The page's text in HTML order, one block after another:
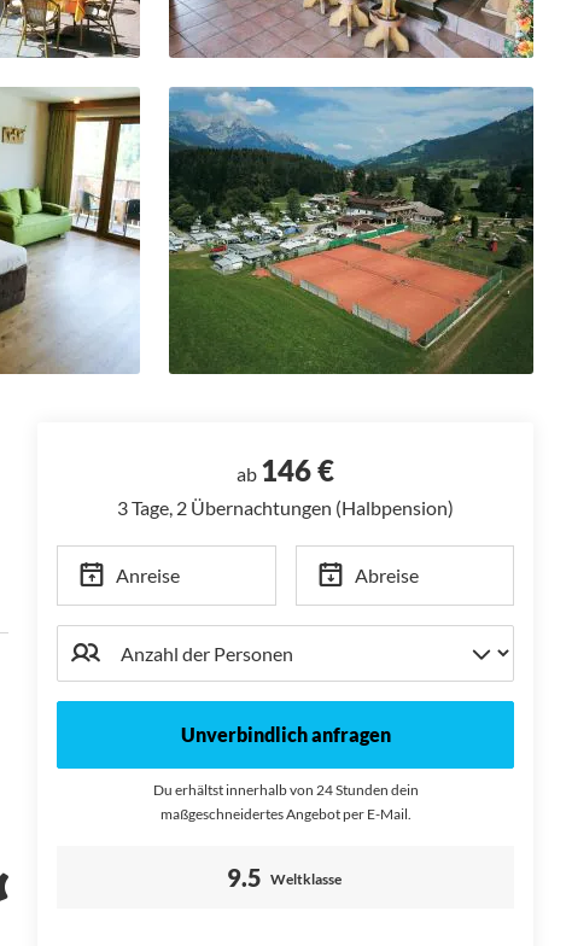
ab 146 €
3 Tage, 2 Übernachtungen (Halbpension)
Anreise Abreise
Unverbindlich anfragen
Du erhältst innerhalb von 24 Stunden dein
maßgeschneidertes Angebot per E-Mail.
Weltklasse
9.5